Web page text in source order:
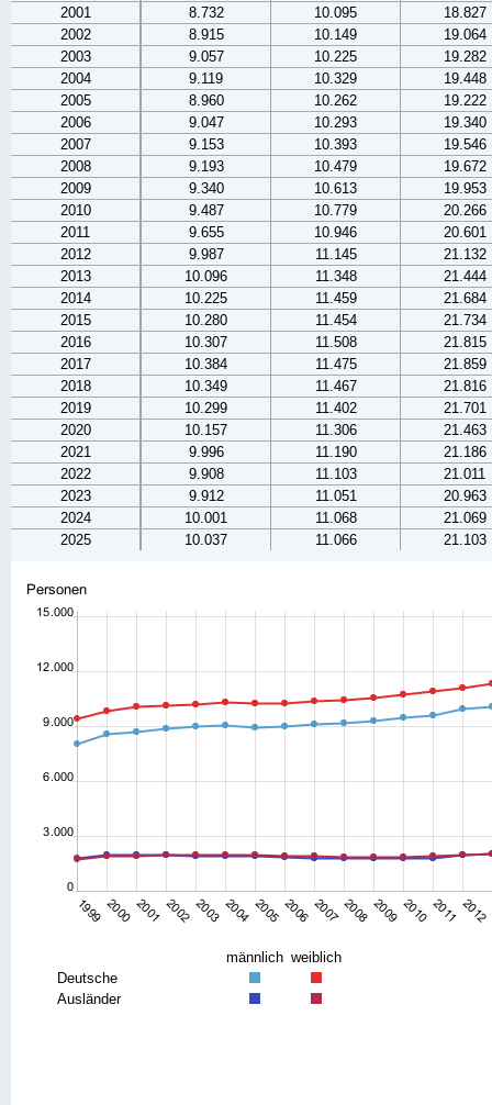
2001
8.732 10.095
18.827
2002
8.915 10.149
19.064
2003
9.057 10.225
19.282
2004
9.119 10.329
19.448
2005
8.960 10.262
19.222
2006
9.047 10.293
19.340
2007
9.153 10.393
19.546
2008
9.193 10.479
19.672
2009
9.340 10.613
19.953
2010
9.487 10.779
20.266
2011
9.655 10.946
20.601
2012
9.987 11.145
21.132
2013
10.096 11.348
21.444
2014
10.225 11.459
21.684
2015
10.280 11.454
21.734
2016
10.307 11.508
21.815
2017
10.384 11.475
21.859
2018
10.349 11.467
21.816
2019
10.299 11.402
21.701
2020
10.157 11.306
21.463
2021
9.996 11.190
21.186
2022
9.908 11.103
21.011
2023
9.912 11.051
20.963
2024
10.001 11.068
21.069
2025
10.037 11.066 21.103
männlich weiblich
Deutsche
Ausländer